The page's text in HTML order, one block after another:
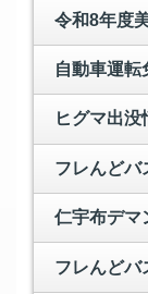
令和8年度美
自動車運転
ヒグマ出没
フレんどバ
仁宇布デマ
フレんどバ